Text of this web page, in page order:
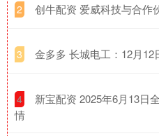
2 创牛配资 爱威科技与合作
3 金多多 长城电工：12月12
4
新宝配资 2025年6月13日
情